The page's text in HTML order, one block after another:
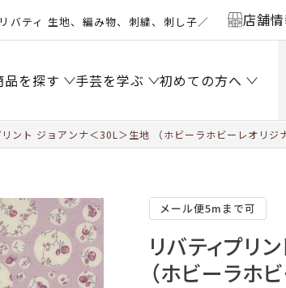
バティ 生地、編み物、刺繍、刺し子／ 店舗
品を探す 手芸を学ぶ 初めての方へ
リント ジョアンナ＜30L＞生地 （ホビーラホビーレオリジ
メール便5mまで可
リバティプリ
（ホビーラホ